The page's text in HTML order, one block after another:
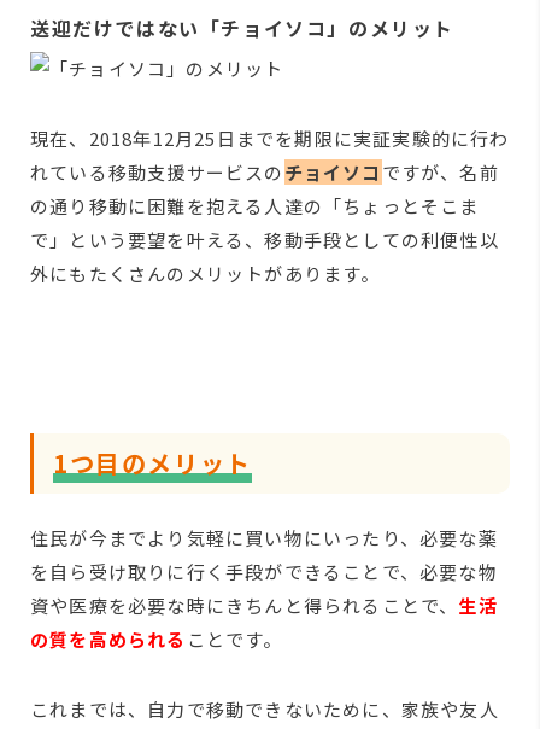
送迎だけではない「チョイソコ」のメリット
現在、2018年12月25日までを期限に実証実験的に行わ
れている移動支援サービスの チョイソコ ですが、名前
の通り移動に困難を抱える人達の「ちょっとそこま
で」という要望を叶える、移動手段としての利便性以
外にもたくさんのメリットがあります。
1つ目のメリット
住民が今までより気軽に買い物にいったり、必要な薬
を自ら受け取りに行く手段ができることで、必要な物
資や医療を必要な時にきちんと得られることで、 生活
の質を高められる ことです。
これまでは、自力で移動できないために、家族や友人